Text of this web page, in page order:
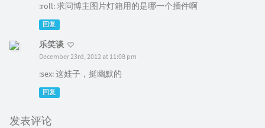
:roll: 求问博主图片灯箱用的是哪一个插件啊
回复
乐笑谈
December 23rd, 2012 at 11:08 pm
:sex: 这娃子，挺幽默的
回复
发表评论